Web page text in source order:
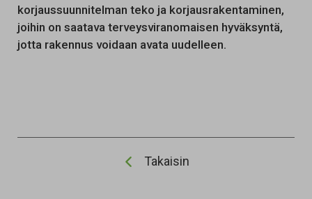
korjaussuunnitelman teko ja korjausrakentaminen,
joihin on saatava terveysviranomaisen hyväksyntä,
jotta rakennus voidaan avata uudelleen.
Takaisin